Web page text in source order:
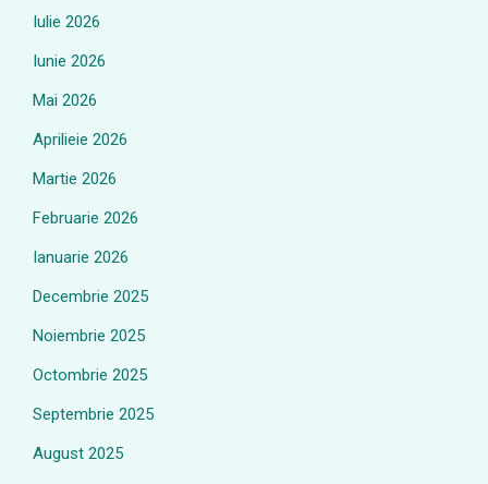
Iulie 2026
Iunie 2026
Mai 2026
Aprilieie 2026
Martie 2026
Februarie 2026
Ianuarie 2026
Decembrie 2025
Noiembrie 2025
Octombrie 2025
Septembrie 2025
August 2025